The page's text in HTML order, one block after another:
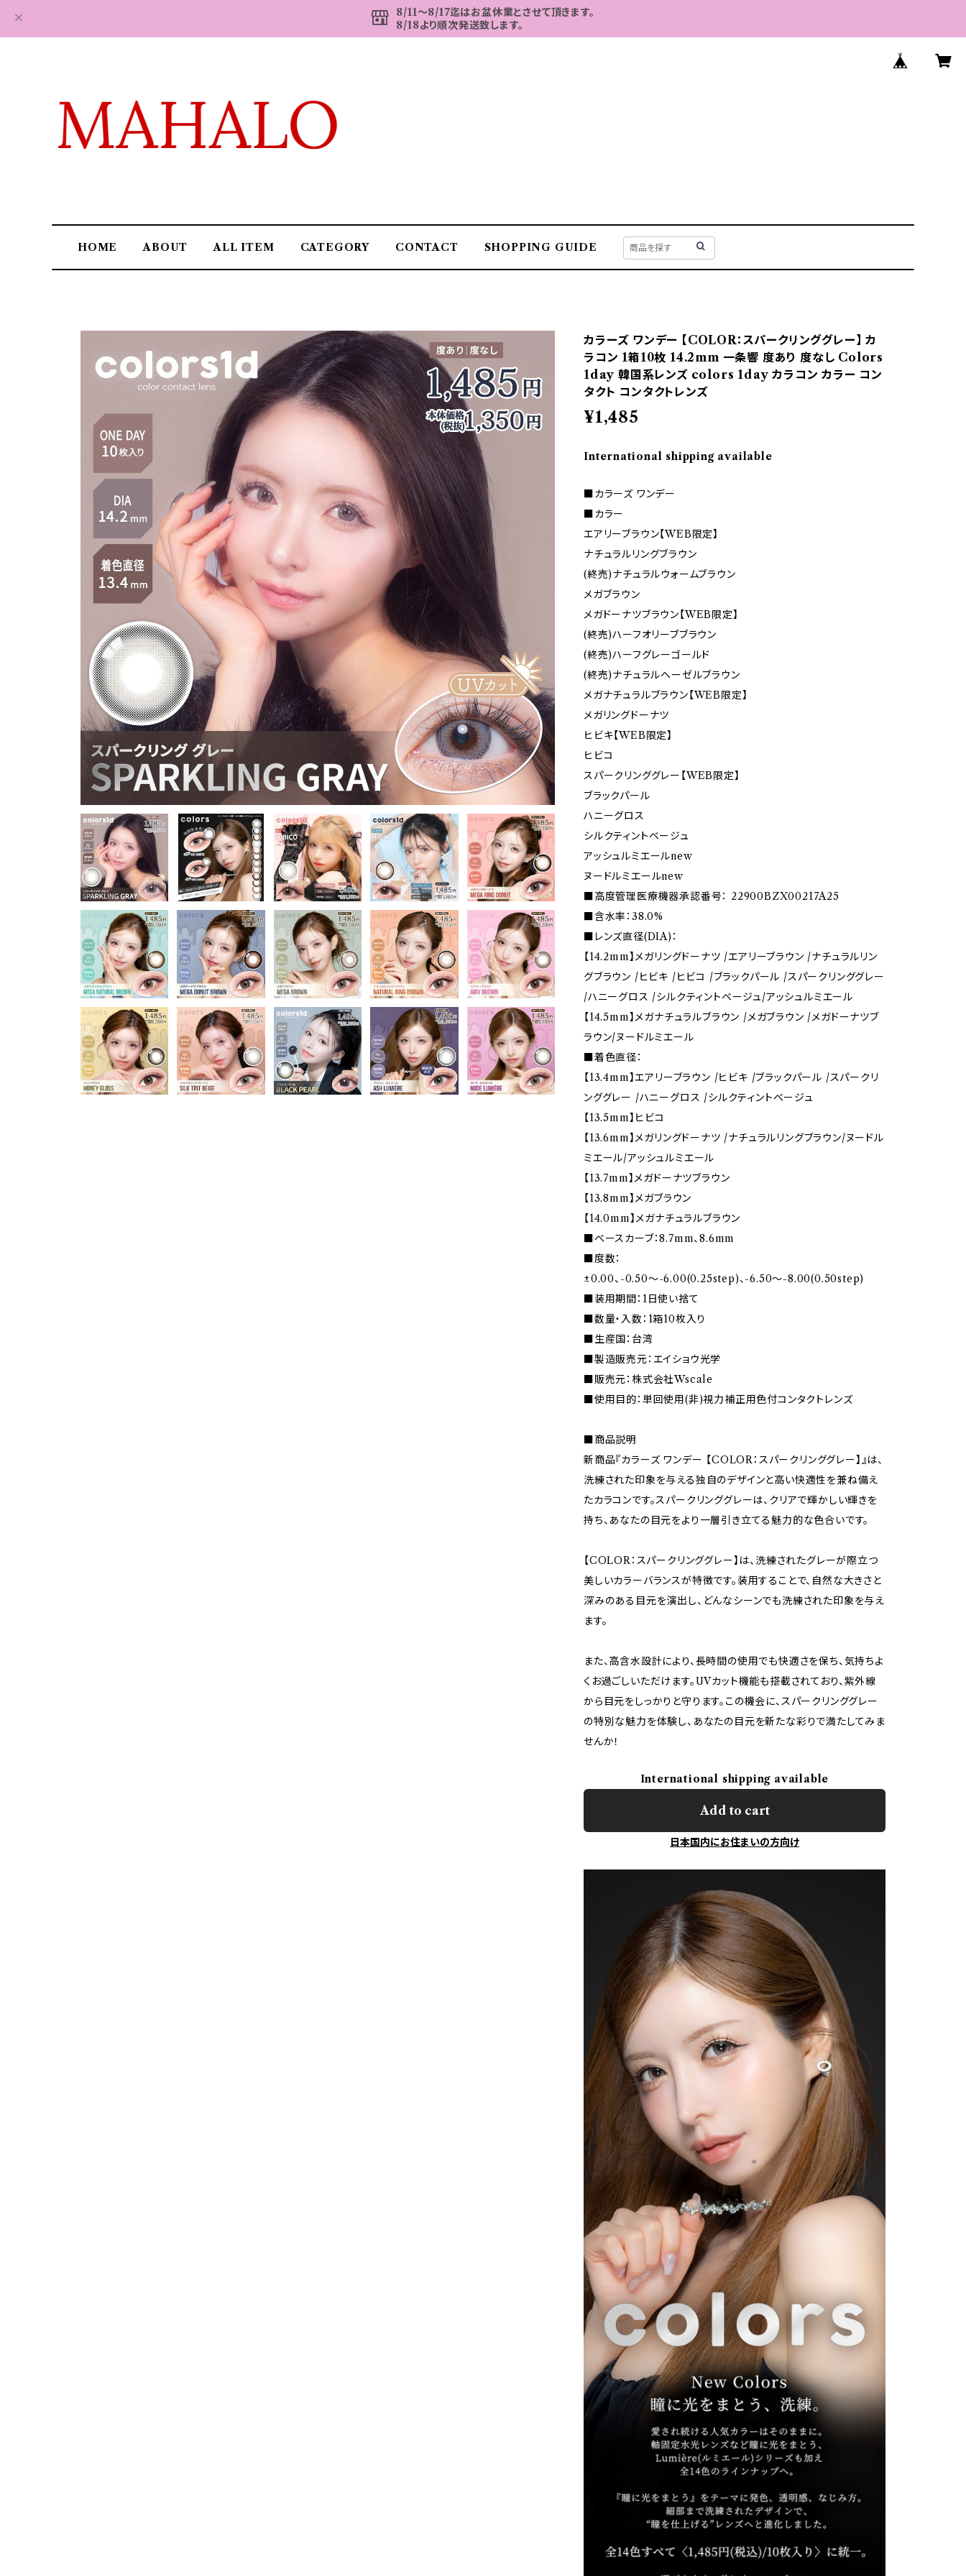
8/11～8/17迄はお盆休業とさせて頂きます。
8/18より順次発送致します。
HOME ABOUT ALL ITEM CATEGORY CONTACT SHOPPING GUIDE
カラーズ ワンデー 【COLOR：スパークリンググレー】 カ
ラコン 1箱10枚 14.2mm 一条響 度あり 度なし Colors
1day 韓国系レンズ colors 1day カラコン カラー コン
タクト コンタクトレンズ
¥1,485
International shipping available
■カラーズ ワンデー
■カラー
エアリーブラウン【WEB限定】
ナチュラルリングブラウン
(終売)ナチュラルウォームブラウン
メガブラウン
メガドーナツブラウン【WEB限定】
(終売)ハーフオリーブブラウン
(終売)ハーフグレーゴールド
(終売)ナチュラルヘーゼルブラウン
メガナチュラルブラウン【WEB限定】
メガリングドーナツ
ヒビキ【WEB限定】
ヒビコ
スパークリンググレー【WEB限定】
ブラックパール
ハニーグロス
シルクティントベージュ
アッシュルミエールnew
ヌードルミエールnew
■高度管理医療機器承認番号： 22900BZX00217A25
■含水率：38.0%
■レンズ直径(DIA)：
【14.2mm】メガリングドーナツ /エアリーブラウン /ナチュラルリン
グブラウン /ヒビキ /ヒビコ /ブラックパール /スパークリンググレー
/ハニーグロス /シルクティントベージュ/アッシュルミエール
【14.5mm】メガナチュラルブラウン /メガブラウン /メガドーナツブ
ラウン/ヌードルミエール
■着色直径：
【13.4mm】エアリーブラウン /ヒビキ /ブラックパール /スパークリ
ンググレー /ハニーグロス /シルクティントベージュ
【13.5mm】ヒビコ
【13.6mm】メガリングドーナツ /ナチュラルリングブラウン/ヌードル
ミエール/アッシュルミエール
【13.7mm】メガドーナツブラウン
【13.8mm】メガブラウン
【14.0mm】メガナチュラルブラウン
■ベースカーブ：8.7mm、8.6mm
■度数：
±0.00、-0.50〜-6.00(0.25step)、-6.50〜-8.00(0.50step)
■装用期間：1日使い捨て
■数量・入数：1箱10枚入り
■生産国：台湾
■製造販売元：エイショウ光学
■販売元：株式会社Wscale
■使用目的：単回使用(非)視力補正用色付コンタクトレンズ
■商品説明
新商品『カラーズ ワンデー 【COLOR：スパークリンググレー】』は、
洗練された印象を与える独自のデザインと高い快適性を兼ね備え
たカラコンです。スパークリンググレーは、クリアで輝かしい輝きを
持ち、あなたの目元をより一層引き立てる魅力的な色合いです。
【COLOR：スパークリンググレー】は、洗練されたグレーが際立つ
美しいカラーバランスが特徴です。装用することで、自然な大きさと
深みのある目元を演出し、どんなシーンでも洗練された印象を与え
ます。
また、高含水設計により、長時間の使用でも快適さを保ち、気持ちよ
くお過ごしいただけます。UVカット機能も搭載されており、紫外線
から目元をしっかりと守ります。この機会に、スパークリンググレー
の特別な魅力を体験し、あなたの目元を新たな彩りで満たしてみま
せんか！
International shipping available
Add to cart
日本国内にお住まいの方向け